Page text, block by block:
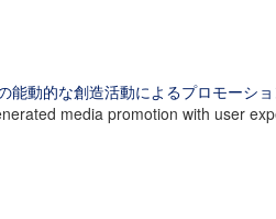
能動的な創造活動によるプロモーシ
media promotion with user